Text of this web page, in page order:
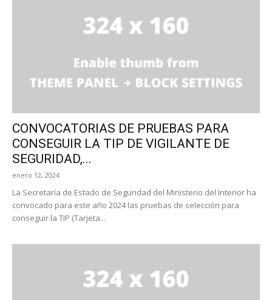
CONVOCATORIAS DE PRUEBAS PARA
CONSEGUIR LA TIP DE VIGILANTE DE
SEGURIDAD,...
enero 12, 2024
La Secretaría de Estado de Seguridad del Ministerio del Interior ha
convocado para este año 2024 las pruebas de selección para
conseguir la TIP (Tarjeta...